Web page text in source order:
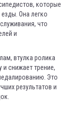
которые
Она легко
что
и
втулка ролика
и снижает трение,
Это
результатов и